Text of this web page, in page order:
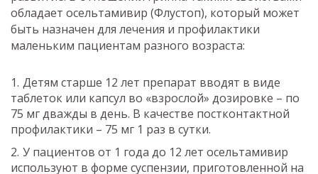
обладает осельтамивир (Флустоп), который может
быть назначен для лечения и профилактики
маленьким пациентам разного возраста:
Детям старше 12 лет препарат вводят в виде
таблеток или капсул во «взрослой» дозировке – по
75 мг дважды в день. В качестве постконтактной
профилактики – 75 мг 1 раз в сутки.
У пациентов от 1 года до 12 лет осельтамивир
используют в форме суспензии, приготовленной на